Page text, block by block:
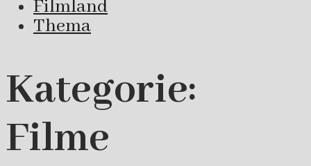
Filmland
Thema
Kategorie:
Filme